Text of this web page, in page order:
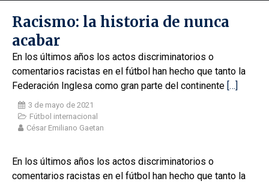
Racismo: la historia de nunca
acabar
En los últimos años los actos discriminatorios o
comentarios racistas en el fútbol han hecho que tanto la
Federación Inglesa como gran parte del continente […]
3 de mayo de 2021
Fútbol internacional
César Emiliano Gaetan
En los últimos años los actos discriminatorios o
comentarios racistas en el fútbol han hecho que tanto la